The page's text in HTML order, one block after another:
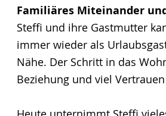
Familiäres Miteinander
Steffi und ihre Gastmutter
immer wieder als
Nähe. Der Schritt in das
Beziehung und viel